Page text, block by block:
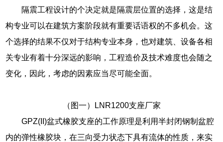
隔震工程设计的个决定就是隔震层位置的选择，这是结
构专业可以在建筑方案阶段就有重要话语权的不多机会。这
个选择的结果不仅对于结构专业本身，也对建筑、设备各相
关专业有着十分深远的影响，工程造价及技术难度也会随之
变化，因此，考虑的因素应当尽可能全面。
（图一）LNR1200支座厂家
GPZ(II)盆式橡胶支座的工作原理是利用半封闭钢制盆腔
内的弹性橡胶块，在三向受力状态下具有流体的性质，来实